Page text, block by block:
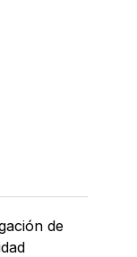
de